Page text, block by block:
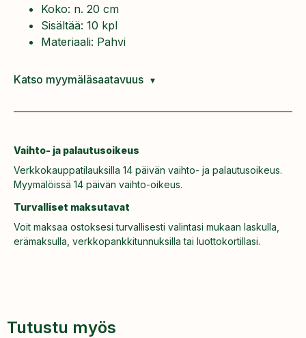
Koko: n. 20 cm
Sisältää: 10 kpl
Materiaali: Pahvi
Katso myymäläsaatavuus
Vaihto- ja palautusoikeus
Verkkokauppatilauksilla 14 päivän vaihto- ja palautusoikeus.
Myymälöissä 14 päivän vaihto-oikeus.
Turvalliset maksutavat
Voit maksaa ostoksesi turvallisesti valintasi mukaan laskulla,
erämaksulla, verkkopankkitunnuksilla tai luottokortillasi.
Tutustu myös